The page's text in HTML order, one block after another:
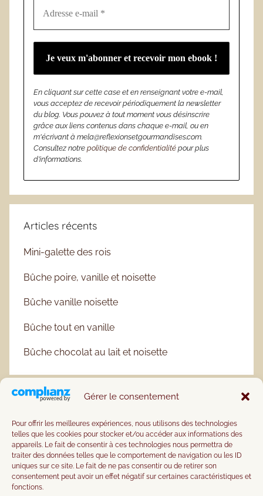
Gérer le consentement
Pour offrir les meilleures expériences, nous utilisons des technologies
telles que les cookies pour stocker et/ou accéder aux informations des
appareils. Le fait de consentir à ces technologies nous permettra de
traiter des données telles que le comportement de navigation ou les ID
uniques sur ce site. Le fait de ne pas consentir ou de retirer son
consentement peut avoir un effet négatif sur certaines caractéristiques et
fonctions.
En cliquant sur cette case et en renseignant votre e-mail,
vous acceptez de recevoir périodiquement la newsletter
du blog. Vous pouvez à tout moment vous désinscrire
grâce aux liens contenus dans chaque e-mail, ou en
m'écrivant à mela@reflexionsetgourmandises.com.
Consultez notre politique de confidentialité pour plus
d’informations.
Articles récents
Mini-galette des rois
Bûche poire, vanille et noisette
Bûche vanille noisette
Bûche tout en vanille
Bûche chocolat au lait et noisette